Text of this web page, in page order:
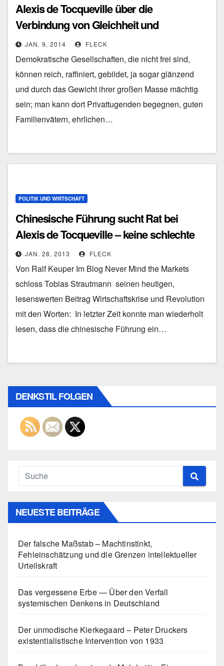
Alexis de Tocqueville über die
Verbindung von Gleichheit und
Despotismus
JAN. 9, 2014 FLECK
Demokratische Gesellschaften, die nicht frei sind,
können reich, raffiniert, gebildet, ja sogar glänzend
und durch das Gewicht ihrer großen Masse mächtig
sein; man kann dort Privattugenden begegnen, guten
Familienvätern, ehrlichen…
POLITIK UND WIRTSCHAFT
Chinesische Führung sucht Rat bei
Alexis de Tocqueville – keine schlechte
IdeeJAN. 28, 2013 FLECK
Von Ralf Keuper Im Blog Never Mind the Markets
schloss Tobias Strautmann seinen heutigen,
lesenswerten Beitrag Wirtschaftskrise und Revolution
mit den Worten: In letzter Zeit konnte man wiederholt
lesen, dass die chinesische Führung ein…
DENKSTIL FOLGEN
NEUESTE BEITRÄGE
Der falsche Maßstab – Machtinstinkt,
Fehleinschätzung und die Grenzen intellektueller
Urteilskraft
Das vergessene Erbe — Über den Verfall
systemischen Denkens in Deutschland
Der unmodische Kierkegaard – Peter Druckers
existentialistische Intervention von 1933